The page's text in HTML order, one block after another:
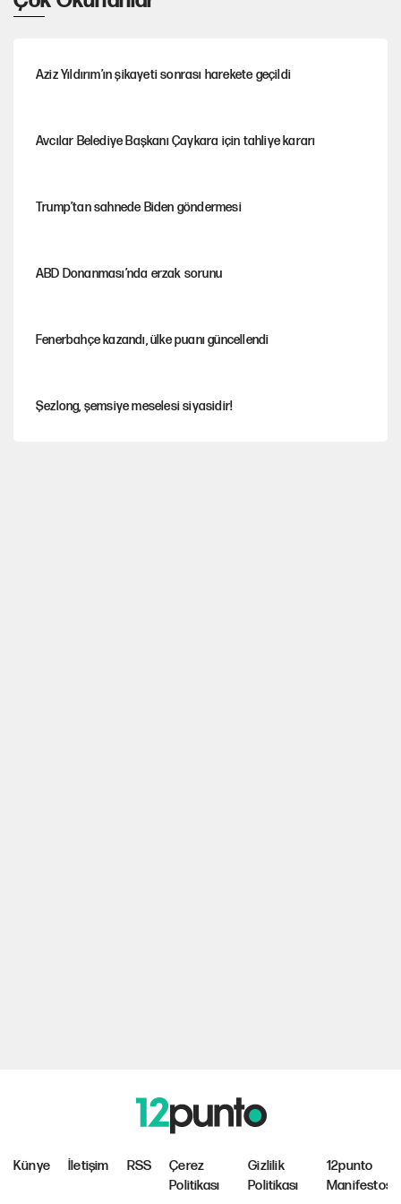
Aziz Yıldırım’ın şikayeti sonrası harekete geçildi
Avcılar Belediye Başkanı Çaykara için tahliye kararı
Trump’tan sahnede Biden göndermesi
ABD Donanması’nda erzak sorunu
Fenerbahçe kazandı, ülke puanı güncellendi
Şezlong, şemsiye meselesi siyasidir!
Künye İletişim RSS
Çerez
Politikası
Gizlilik
Politikası
12punto
Manifestosu